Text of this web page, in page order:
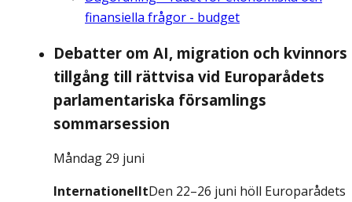
finansiella frågor - budget
Debatter om AI, migration och kvinnors
tillgång till rättvisa vid Europarådets
parlamentariska församlings
sommarsession
Måndag 29 juni
InternationelltDen 22–26 juni höll Europarådets